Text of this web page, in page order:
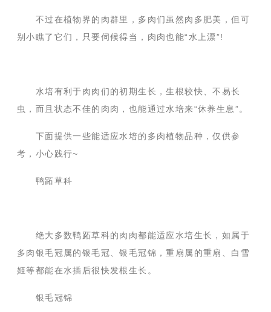
不过在植物界的肉群里，多肉们虽然肉多肥美，但可
别小瞧了它们，只要伺候得当，肉肉也能“水上漂”!
水培有利于肉肉们的初期生长，生根较快、不易长
虫，而且状态不佳的肉肉，也能通过水培来“休养生息”。
下面提供一些能适应水培的多肉植物品种，仅供参
考，小心践行~
鸭跖草科
绝大多数鸭跖草科的肉肉都能适应水培生长，如属于
多肉银毛冠属的银毛冠、银毛冠锦，重扇属的重扇、白雪
姬等都能在水插后很快发根生长。
银毛冠锦